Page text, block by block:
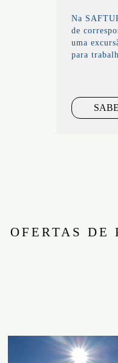
Na
de
uma
para
OFERTAS DE